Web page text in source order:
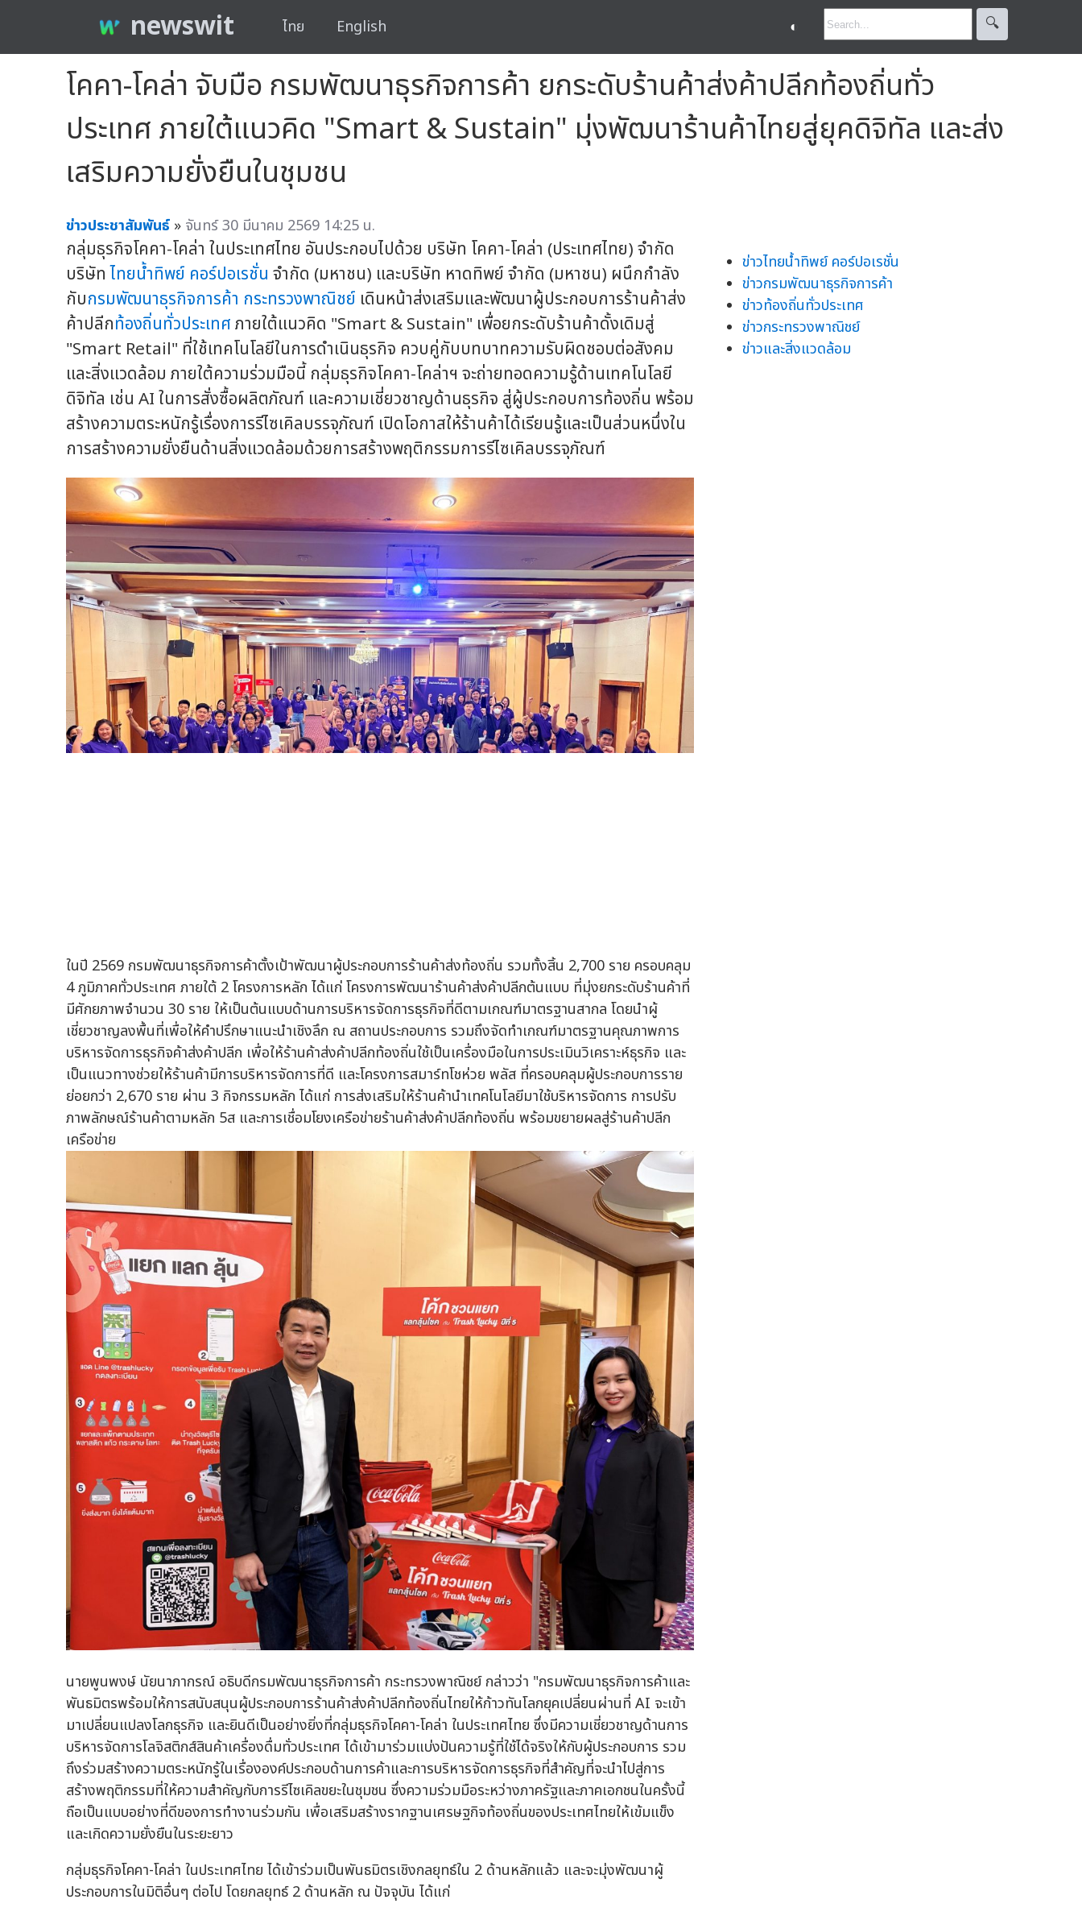
newswit ไทย English ◐ 🔍︎
โคคา-โคล่า จับมือ กรมพัฒนาธุรกิจการค้า ยกระดับร้านค้าส่งค้าปลีกท้องถิ่นทั่ว
ประเทศ ภายใต้แนวคิด "Smart & Sustain" มุ่งพัฒนาร้านค้าไทยสู่ยุคดิจิทัล และส่ง
เสริมความยั่งยืนในชุมชน
ข่าวประชาสัมพันธ์ » จันทร์ 30 มีนาคม 2569 14:25 น.
กลุ่มธุรกิจโคคา-โคล่า ในประเทศไทย อันประกอบไปด้วย บริษัท โคคา-โคล่า (ประเทศไทย) จำกัด
บริษัทไทยน้ำทิพย์ คอร์ปอเรชั่น จำกัด (มหาชน) และบริษัท หาดทิพย์ จำกัด (มหาชน) ผนึกกำลัง
กับกรมพัฒนาธุรกิจการค้า กระทรวงพาณิชย์ เดินหน้าส่งเสริมและพัฒนาผู้ประกอบการร้านค้าส่ง
ค้าปลีกท้องถิ่นทั่วประเทศภายใต้แนวคิด "Smart & Sustain" เพื่อยกระดับร้านค้าดั้งเดิมสู่
"Smart Retail" ที่ใช้เทคโนโลยีในการดำเนินธุรกิจ ควบคู่กับบทบาทความรับผิดชอบต่อสังคม
และสิ่งแวดล้อม ภายใต้ความร่วมมือนี้ กลุ่มธุรกิจโคคา-โคล่าฯ จะถ่ายทอดความรู้ด้านเทคโนโลยี
ดิจิทัล เช่น AI ในการสั่งซื้อผลิตภัณฑ์ และความเชี่ยวชาญด้านธุรกิจ สู่ผู้ประกอบการท้องถิ่น พร้อม
สร้างความตระหนักรู้เรื่องการรีไซเคิลบรรจุภัณฑ์ เปิดโอกาสให้ร้านค้าได้เรียนรู้และเป็นส่วนหนึ่งใน
การสร้างความยั่งยืนด้านสิ่งแวดล้อมด้วยการสร้างพฤติกรรมการรีไซเคิลบรรจุภัณฑ์
ในปี 2569 กรมพัฒนาธุรกิจการค้าตั้งเป้าพัฒนาผู้ประกอบการร้านค้าส่งท้องถิ่น รวมทั้งสิ้น 2,700 ราย ครอบคลุม
4 ภูมิภาคทั่วประเทศ ภายใต้ 2 โครงการหลัก ได้แก่ โครงการพัฒนาร้านค้าส่งค้าปลีกต้นแบบ ที่มุ่งยกระดับร้านค้าที่
มีศักยภาพจำนวน 30 ราย ให้เป็นต้นแบบด้านการบริหารจัดการธุรกิจที่ดีตามเกณฑ์มาตรฐานสากล โดยนำผู้
เชี่ยวชาญลงพื้นที่เพื่อให้คำปรึกษาแนะนำเชิงลึก ณ สถานประกอบการ รวมถึงจัดทำเกณฑ์มาตรฐานคุณภาพการ
บริหารจัดการธุรกิจค้าส่งค้าปลีก เพื่อให้ร้านค้าส่งค้าปลีกท้องถิ่นใช้เป็นเครื่องมือในการประเมินวิเคราะห์ธุรกิจ และ
เป็นแนวทางช่วยให้ร้านค้ามีการบริหารจัดการที่ดี และโครงการสมาร์ทโชห่วย พลัส ที่ครอบคลุมผู้ประกอบการราย
ย่อยกว่า 2,670 ราย ผ่าน 3 กิจกรรมหลัก ได้แก่ การส่งเสริมให้ร้านค้านำเทคโนโลยีมาใช้บริหารจัดการ การปรับ
ภาพลักษณ์ร้านค้าตามหลัก 5ส และการเชื่อมโยงเครือข่ายร้านค้าส่งค้าปลีกท้องถิ่น พร้อมขยายผลสู่ร้านค้าปลีก
เครือข่าย
นายพูนพงษ์ นัยนาภากรณ์ อธิบดีกรมพัฒนาธุรกิจการค้า กระทรวงพาณิชย์ กล่าวว่า "กรมพัฒนาธุรกิจการค้าและ
พันธมิตรพร้อมให้การสนับสนุนผู้ประกอบการร้านค้าส่งค้าปลีกท้องถิ่นไทยให้ก้าวทันโลกยุคเปลี่ยนผ่านที่ AI จะเข้า
มาเปลี่ยนแปลงโลกธุรกิจ และยินดีเป็นอย่างยิ่งที่กลุ่มธุรกิจโคคา-โคล่า ในประเทศไทย ซึ่งมีความเชี่ยวชาญด้านการ
บริหารจัดการโลจิสติกส์สินค้าเครื่องดื่มทั่วประเทศ ได้เข้ามาร่วมแบ่งปันความรู้ที่ใช้ได้จริงให้กับผู้ประกอบการ รวม
ถึงร่วมสร้างความตระหนักรู้ในเรื่ององค์ประกอบด้านการค้าและการบริหารจัดการธุรกิจที่สำคัญที่จะนำไปสู่การ
สร้างพฤติกรรมที่ให้ความสำคัญกับการรีไซเคิลขยะในชุมชน ซึ่งความร่วมมือระหว่างภาครัฐและภาคเอกชนในครั้งนี้
ถือเป็นแบบอย่างที่ดีของการทำงานร่วมกัน เพื่อเสริมสร้างรากฐานเศรษฐกิจท้องถิ่นของประเทศไทยให้เข้มแข็ง
และเกิดความยั่งยืนในระยะยาว
กลุ่มธุรกิจโคคา-โคล่า ในประเทศไทย ได้เข้าร่วมเป็นพันธมิตรเชิงกลยุทธ์ใน 2 ด้านหลักแล้ว และจะมุ่งพัฒนาผู้
ประกอบการในมิติอื่นๆ ต่อไป โดยกลยุทธ์ 2 ด้านหลัก ณ ปัจจุบัน ได้แก่
ข่าวไทยน้ำทิพย์ คอร์ปอเรชั่น
ข่าวกรมพัฒนาธุรกิจการค้า
ข่าวท้องถิ่นทั่วประเทศ
ข่าวกระทรวงพาณิชย์
ข่าวและสิ่งแวดล้อม